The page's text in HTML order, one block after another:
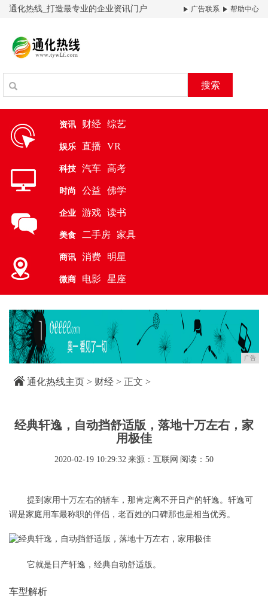
通化热线_打造最专业的企业资讯门户 广告联系 帮助中心
搜索
资讯 财经 综艺
娱乐 直播 VR
科技 汽车 高考
时尚 公益 佛学
企业 游戏 读书
美食 二手房 家具
商讯 消费 明星
微商 电影 星座
广告
通化热线主页 > 财经 > 正文 >
经典轩逸，自动挡舒适版，落地十万左右，家
用极佳
2020-02-19 10:29:32 来源：互联网 阅读：50
提到家用十万左右的轿车，那肯定离不开日产的轩逸。轩逸可
谓是家庭用车最称职的伴侣，老百姓的口碑那也是相当优秀。
它就是日产轩逸，经典自动舒适版。
车型解析